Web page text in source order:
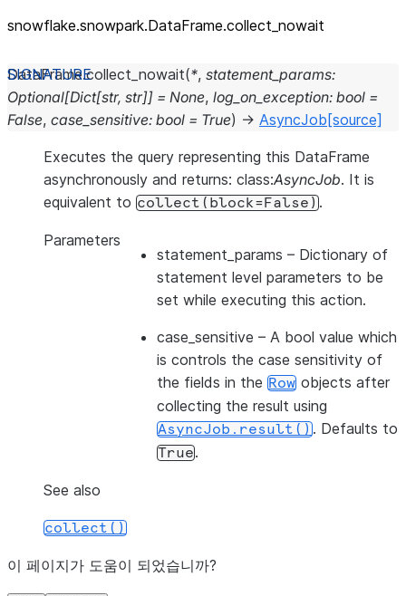
snowflake.snowpark.DataFrame.collect_ nowait
DataFrame.collect_nowait(*, statement_params:
Optional[Dict[str, str]] = None, log_on_exception: bool =
False, case_sensitive: bool = True) → AsyncJob [source]
Executes the query representing this DataFrame
asynchronously and returns: class:AsyncJob. It is
equivalent to collect(block=False).
Parameters
statement_params – Dictionary of
statement level parameters to be
set while executing this action.
case_sensitive – A bool value which
is controls the case sensitivity of
the fields in the Row objects after
collecting the result using
AsyncJob.result(). Defaults to
True.
See also
collect()
이 페이지가 도움이 되었습니까?